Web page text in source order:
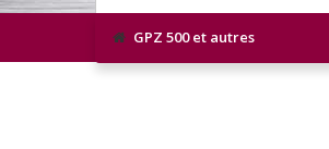
GPZ 500 et autres